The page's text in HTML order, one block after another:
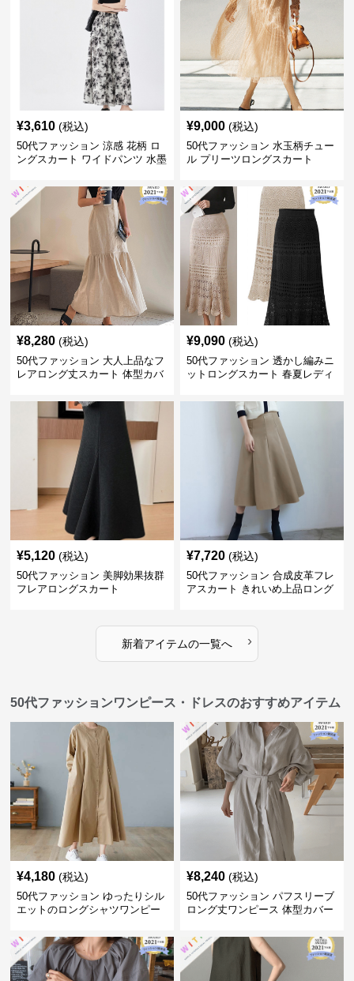
¥3,610 (税込)
50代ファッション 涼感 花柄 ロ
ングスカート ワイドパンツ 水墨
¥9,000 (税込)
50代ファッション 水玉柄チュー
ル プリーツロングスカート
¥8,280 (税込)
50代ファッション 大人上品なフ
レアロング丈スカート 体型カバ
¥9,090 (税込)
50代ファッション 透かし編みニ
ットロングスカート 春夏レディ
¥5,120 (税込)
50代ファッション 美脚効果抜群
フレアロングスカート
¥7,720 (税込)
50代ファッション 合成皮革フレ
アスカート きれいめ上品ロング
新着アイテムの一覧へ ›
50代ファッションワンピース・ドレスのおすすめアイテム
¥4,180 (税込)
50代ファッション ゆったりシル
エットのロングシャツワンピー
¥8,240 (税込)
50代ファッション パフスリーブ
ロング丈ワンピース 体型カバー